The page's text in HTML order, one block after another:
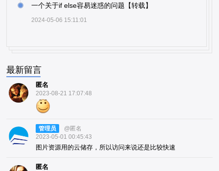
一个关于if else容易迷惑的问题【转载】
2024-05-06 15:11:01
最新留言
匿名
2023-08-21 17:07:48
管理员
@匿名
2023-05-01 00:45:43
图片资源用的云储存，所以访问来说还是比较快速
匿名